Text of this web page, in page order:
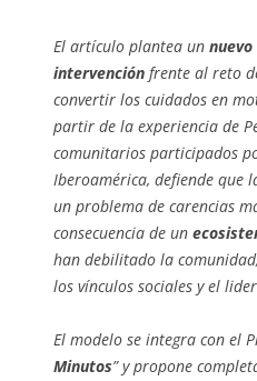
El artículo plantea un
intervención frente al reto
convertir los cuidados en
partir de la experiencia de
comunitarios participados
Iberoamérica, defiende que
un problema de carencias
consecuencia de un
han debilitado la
los vínculos sociales y el
El modelo se integra con el
Minutos” y propone